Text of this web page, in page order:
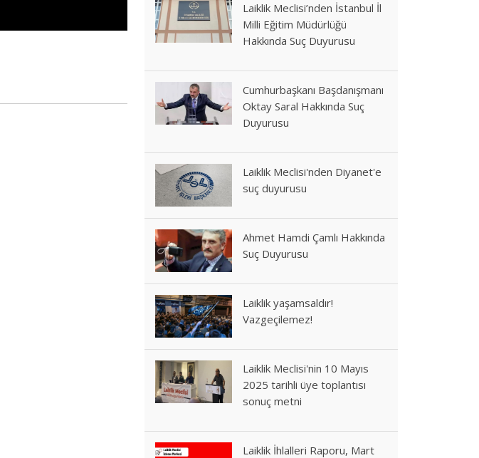
Laiklik Meclisi’nden İstanbul İl
Milli Eğitim Müdürlüğü
Hakkında Suç Duyurusu
Cumhurbaşkanı Başdanışmanı
Oktay Saral Hakkında Suç
Duyurusu
Laiklik Meclisi'nden Diyanet'e
suç duyurusu
Ahmet Hamdi Çamlı Hakkında
Suç Duyurusu
Laiklik yaşamsaldır!
Vazgeçilemez!
Laiklik Meclisi'nin 10 Mayıs
2025 tarihli üye toplantısı
sonuç metni
Laiklik İhlalleri Raporu, Mart